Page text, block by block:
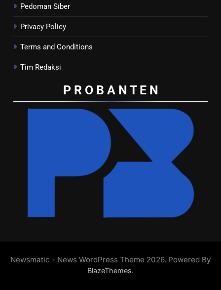
Pedoman Siber
Privacy Policy
Terms and Conditions
Tim Redaksi
P R O B A N T E N
Newsmatic - News WordPress Theme 2026. Powered By
BlazeThemes.